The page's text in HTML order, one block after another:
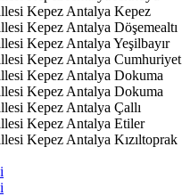
Kepez Antalya Kepez
Kepez Antalya Döşemealtı
Kepez Antalya Yeşilbayır
Kepez Antalya Cumhuriyet
Kepez Antalya Dokuma
Kepez Antalya Dokuma
Kepez Antalya Çallı
Kepez Antalya Etiler
Kepez Antalya Kızıltoprak